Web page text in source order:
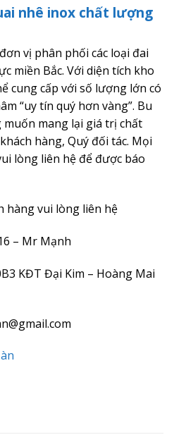
nhê inox chất lượng
vị phân phối các loại đai
miền Bắc. Với diện tích kho
cung cấp với số lượng lớn có
“uy tín quý hơn vàng”. Bu
mang lại giá trị chất
hàng, Quý đối tác. Mọi
lòng liên hệ để được báo
hàng vui lòng liên hệ
– Mr Mạnh
KĐT Đại Kim – Hoàng Mai